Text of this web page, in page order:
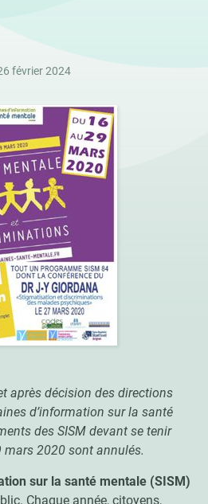
février 2024
après décision des directions
d’information sur la santé
des SISM devant se tenir
2020 sont annulés.
sur la santé mentale (SISM)
Chaque année, citoyens,